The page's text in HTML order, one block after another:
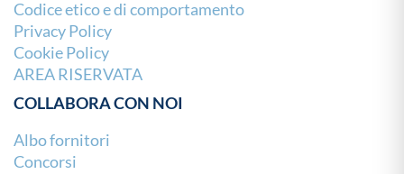
Codice etico e di comportamento
Privacy Policy
Cookie Policy
AREA RISERVATA
COLLABORA CON NOI
Albo fornitori
Concorsi